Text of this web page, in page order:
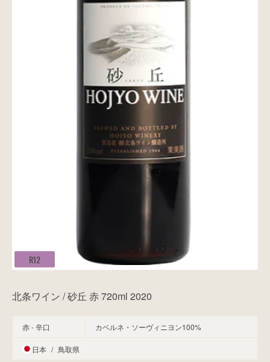
R12
北条ワイン / 砂丘 赤 720ml 2020
赤 - 辛口 カベルネ・ソーヴィニヨン100%
日本 / 鳥取県